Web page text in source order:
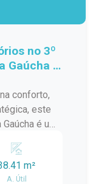
no 3º
Gaúcha -
conforto,
este
é uma
é ideal
no dia a
m²
A. Útil